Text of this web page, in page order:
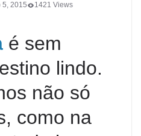
5, 2015
1421 Views
é sem
lindo.
não só
como na